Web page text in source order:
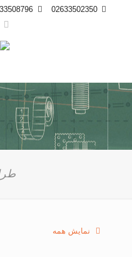
02633502350
نمایش همه